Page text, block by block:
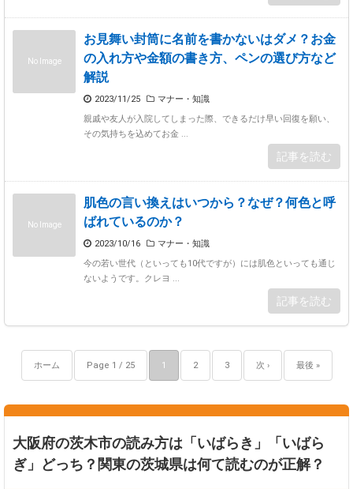
No Image
お見舞い封筒に名前を書かないはダメ？お金
の入れ方や金額の書き方、ペンの選び方など
解説
2023/11/25
マナー・知識
親戚や友人が入院してしまった際、できるだけ早い回復を願い、
その気持ちを込めてお金 ...
記事を読む
No Image
肌色の言い換えはいつから？なぜ？何色と呼
ばれているのか？
2023/10/16
マナー・知識
今の若い世代（といっても10代ですが）には肌色といっても通じ
ないようです。クレヨ ...
記事を読む
ホーム Page 1 / 25 1 2 3 次 › 最後 »
大阪府の茨木市の読み方は「いばらき」「いばら
ぎ」どっち？関東の茨城県は何て読むのが正解？